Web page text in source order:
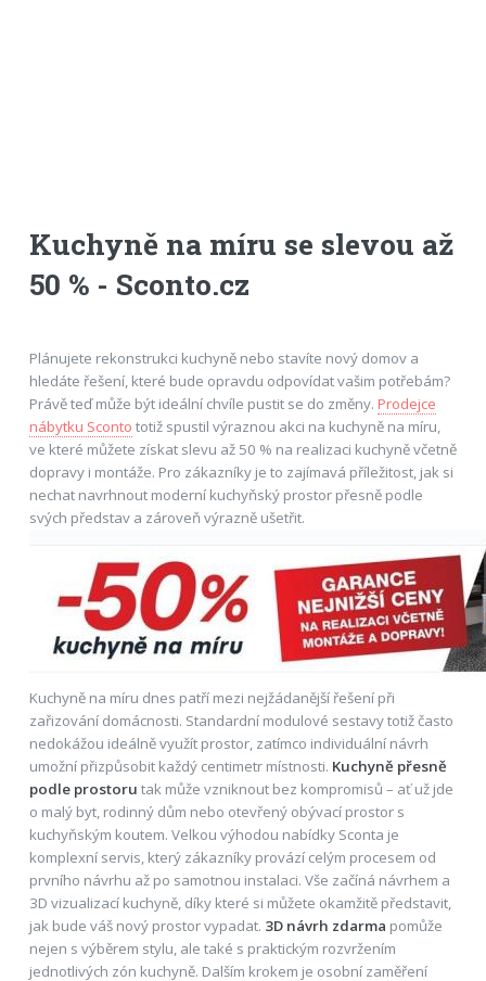
Kuchyně na míru se slevou až
50 % - Sconto.cz
Plánujete rekonstrukci kuchyně nebo stavíte nový domov a
hledáte řešení, které bude opravdu odpovídat vašim potřebám?
Právě teď může být ideální chvíle pustit se do změny. Prodejce
nábytku Sconto totiž spustil výraznou akci na kuchyně na míru,
ve které můžete získat slevu až 50 % na realizaci kuchyně včetně
dopravy i montáže. Pro zákazníky je to zajímavá příležitost, jak si
nechat navrhnout moderní kuchyňský prostor přesně podle
svých představ a zároveň výrazně ušetřit.
Kuchyně na míru dnes patří mezi nejžádanější řešení při
zařizování domácnosti. Standardní modulové sestavy totiž často
nedokážou ideálně využít prostor, zatímco individuální návrh
umožní přizpůsobit každý centimetr místnosti. Kuchyně přesně
podle prostoru tak může vzniknout bez kompromisů – ať už jde
o malý byt, rodinný dům nebo otevřený obývací prostor s
kuchyňským koutem. Velkou výhodou nabídky Sconta je
komplexní servis, který zákazníky provází celým procesem od
prvního návrhu až po samotnou instalaci. Vše začíná návrhem a
3D vizualizací kuchyně, díky které si můžete okamžitě představit,
jak bude váš nový prostor vypadat. 3D návrh zdarma pomůže
nejen s výběrem stylu, ale také s praktickým rozvržením
jednotlivých zón kuchyně. Dalším krokem je osobní zaměření